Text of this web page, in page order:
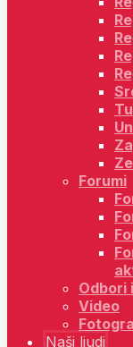
Forumi
Odbori
Video
Naši ljudi